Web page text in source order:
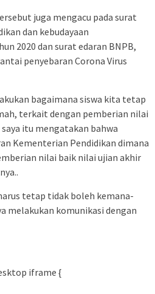
juga mengacu pada surat
dan kebudayaan
2020 dan surat edaran BNPB,
penyebaran Corona Virus
bagaimana siswa kita tetap
terkait dengan pemberian nilai
itu mengatakan bahwa
Kementerian Pendidikan dimana
nilai baik nilai ujian akhir
tetap tidak boleh kemana-
melakukan komunikasi dengan
iframe {